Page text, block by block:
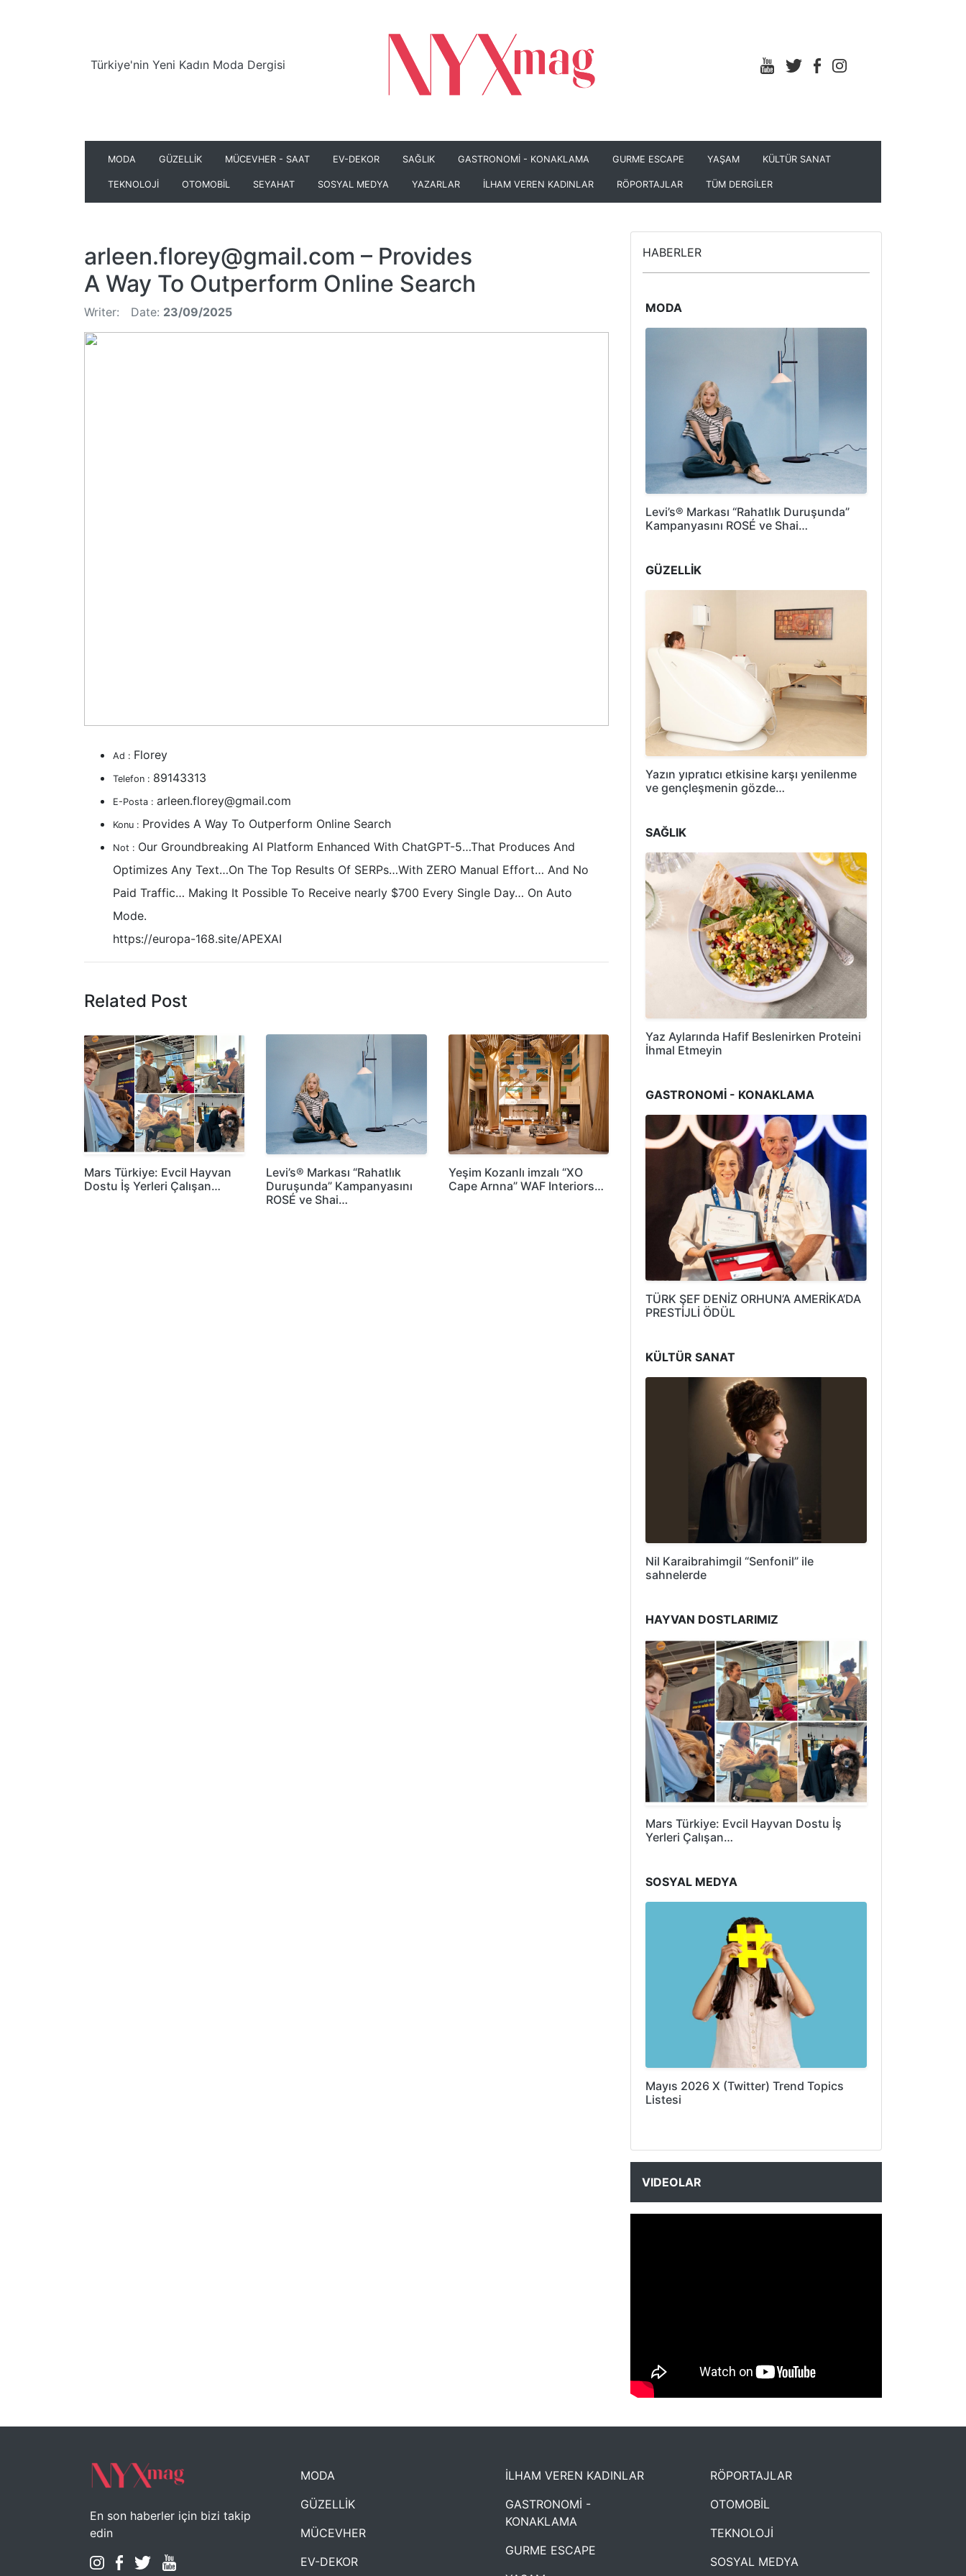
Türkiye'nin Yeni Kadın Moda Dergisi
MODA GÜZELLİK MÜCEVHER - SAAT EV-DEKOR SAĞLIK GASTRONOMİ - KONAKLAMA GURME ESCAPE YAŞAM KÜLTÜR SANAT
TEKNOLOJİ OTOMOBİL SEYAHAT SOSYAL MEDYA YAZARLAR İLHAM VEREN KADINLAR RÖPORTAJLAR TÜM DERGİLER
arleen.florey@gmail.com – Provides
A Way To Outperform Online Search
Writer: Date: 23/09/2025
Ad : Florey
Telefon : 89143313
E-Posta : arleen.florey@gmail.com
Konu : Provides A Way To Outperform Online Search
Not : Our Groundbreaking AI Platform Enhanced With ChatGPT-5…That Produces And
Optimizes Any Text…On The Top Results Of SERPs…With ZERO Manual Effort… And No
Paid Traffic… Making It Possible To Receive nearly $700 Every Single Day… On Auto
Mode.
https://europa-168.site/APEXAI
Related Post
Mars Türkiye: Evcil Hayvan
Dostu İş Yerleri Çalışan…
Levi’s® Markası “Rahatlık
Duruşunda” Kampanyasını
ROSÉ ve Shai…
Yeşim Kozanlı imzalı “XO
Cape Arnna” WAF Interiors…
HABERLER
MODA
Levi’s® Markası “Rahatlık Duruşunda”
Kampanyasını ROSÉ ve Shai…
GÜZELLİK
Yazın yıpratıcı etkisine karşı yenilenme
ve gençleşmenin gözde…
SAĞLIK
Yaz Aylarında Hafif Beslenirken Proteini
İhmal Etmeyin
GASTRONOMİ - KONAKLAMA
TÜRK ŞEF DENİZ ORHUN’A AMERİKA’DA
PRESTİJLİ ÖDÜL
KÜLTÜR SANAT
Nil Karaibrahimgil “Senfonil” ile
sahnelerde
HAYVAN DOSTLARIMIZ
Mars Türkiye: Evcil Hayvan Dostu İş
Yerleri Çalışan…
SOSYAL MEDYA
Mayıs 2026 X (Twitter) Trend Topics
Listesi
VIDEOLAR
NYXmag 2. Yaş Kutlama Etkinliği
En son haberler için bizi takip
edin
MODA
GÜZELLİK
MÜCEVHER
EV-DEKOR
İLHAM VEREN KADINLAR
GASTRONOMİ -
KONAKLAMA
GURME ESCAPE
RÖPORTAJLAR
OTOMOBİL
TEKNOLOJİ
SOSYAL MEDYA